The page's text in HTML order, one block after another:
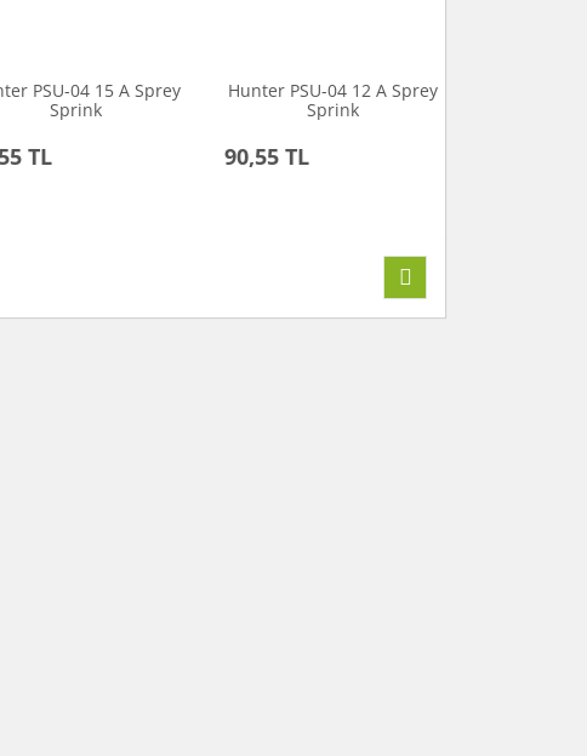
PSU-04 15 A Sprey
Sprink
TL
Hunter PSU-04 12 A Sprey
Sprink
90,55 TL